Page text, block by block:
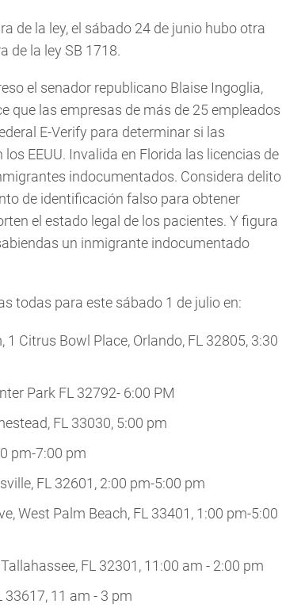
de la ley, el sábado 24 de junio hubo otra
de la ley SB 1718.
el senador republicano Blaise Ingoglia,
que las empresas de más de 25 empleados
E-Verify para determinar si las
EEUU. Invalida en Florida las licencias de
indocumentados. Considera delito
de identificación falso para obtener
el estado legal de los pacientes. Y figura
un inmigrante indocumentado
todas para este sábado 1 de julio en:
Citrus Bowl Place, Orlando, FL 32805, 3:30
Park FL 32792- 6:00 PM
FL 33030, 5:00 pm
pm-7:00 pm
FL 32601, 2:00 pm-5:00 pm
West Palm Beach, FL 33401, 1:00 pm-5:00
FL 32301, 11:00 am - 2:00 pm
11 am - 3 pm